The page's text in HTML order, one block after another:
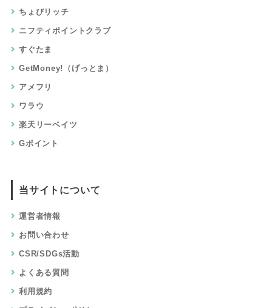
ちょびリッチ
ニフティポイントクラブ
すぐたま
GetMoney!（げっとま）
アメフリ
ワラウ
楽天リーベイツ
Gポイント
当サイトについて
運営者情報
お問い合わせ
CSR/SDGs活動
よくある質問
利用規約